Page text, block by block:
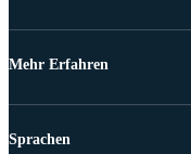
Mehr Erfahren
Sprachen